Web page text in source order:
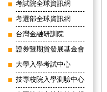
考試院全球資訊網
考選部全球資訊網
台灣金融研訓院
證券暨期貨發展基金會
大學入學考試中心
技專校院入學測驗中心